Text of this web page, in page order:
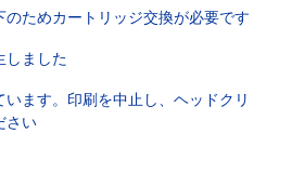
のためカートリッジ交換が必要です
しました
います。印刷を中止し、ヘッドクリ
さい